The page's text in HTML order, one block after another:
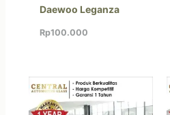
Daewoo Leganza
Rp100.000